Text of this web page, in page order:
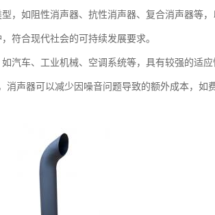
，如阻性消声器、抗性消声器、复合消声器等，
符合现代社会的可持续发展要求。
汽车、工业机械、空调系统等，具有较强的适应
消声器可以减少因噪音问题导致的额外成本，如